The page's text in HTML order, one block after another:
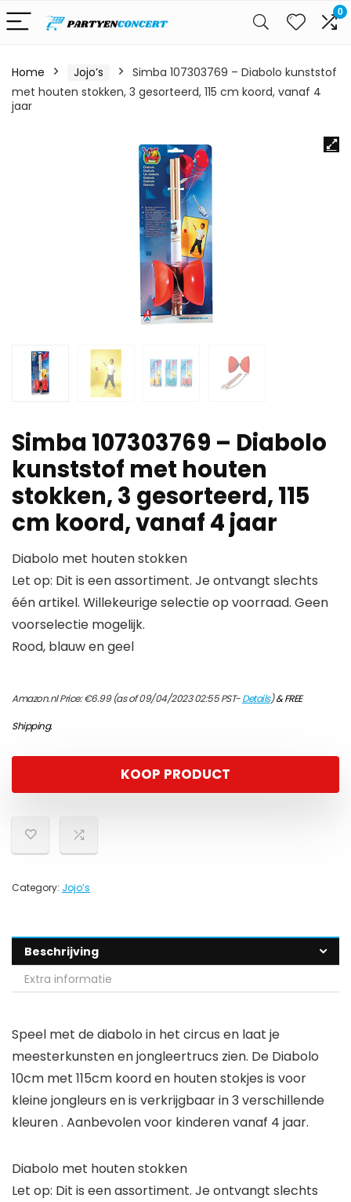
0
Home Jojo’s
Simba 107303769 – Diabolo kunststof
met houten stokken, 3 gesorteerd, 115 cm koord, vanaf 4
jaar
Simba 107303769 – Diabolo
kunststof met houten
stokken, 3 gesorteerd, 115
cm koord, vanaf 4 jaar
Diabolo met houten stokken
Let op: Dit is een assortiment. Je ontvangt slechts
één artikel. Willekeurige selectie op voorraad. Geen
voorselectie mogelijk.
Rood, blauw en geel
Amazon.nl Price:€6.99(as of 09/04/2023 02:55 PST-Details)&FREE
Shipping.
KOOP PRODUCT
Category: Jojo’s
Beschrijving
Extra informatie
Speel met de diabolo in het circus en laat je
meesterkunsten en jongleertrucs zien. De Diabolo
10cm met 115cm koord en houten stokjes is voor
kleine jongleurs en is verkrijgbaar in 3 verschillende
kleuren . Aanbevolen voor kinderen vanaf 4 jaar.
Diabolo met houten stokken
Let op: Dit is een assortiment. Je ontvangt slechts